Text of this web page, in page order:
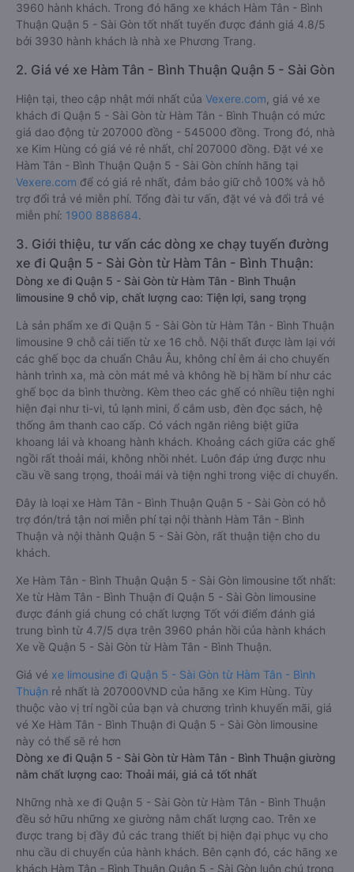
3960 hành khách. Trong đó hãng xe khách Hàm Tân - Bình
Thuận Quận 5 - Sài Gòn tốt nhất tuyến được đánh giá 4.8/5
bởi 3930 hành khách là nhà xe Phương Trang.
2. Giá vé xe Hàm Tân - Bình Thuận Quận 5 - Sài Gòn
Hiện tại, theo cập nhật mới nhất của Vexere.com , giá vé xe
khách đi Quận 5 - Sài Gòn từ Hàm Tân - Bình Thuận có mức
giá dao động từ 207000 đồng - 545000 đồng. Trong đó, nhà
xe Kim Hùng có giá vé rẻ nhất, chỉ 207000 đồng. Đặt vé xe
Hàm Tân - Bình Thuận Quận 5 - Sài Gòn chính hãng tại
Vexere.com để có giá rẻ nhất, đảm bảo giữ chỗ 100% và hỗ
trợ đổi trả vé miễn phí. Tổng đài tư vấn, đặt vé và đổi trả vé
miễn phí: 1900 888684.
3. Giới thiệu, tư vấn các dòng xe chạy tuyến đường
xe đi Quận 5 - Sài Gòn từ Hàm Tân - Bình Thuận:
Dòng xe đi Quận 5 - Sài Gòn từ Hàm Tân - Bình Thuận
limousine 9 chỗ vip, chất lượng cao: Tiện lợi, sang trọng
Là sản phẩm xe đi Quận 5 - Sài Gòn từ Hàm Tân - Bình Thuận
limousine 9 chỗ cải tiến từ xe 16 chỗ. Nội thất được làm lại với
các ghế bọc da chuẩn Châu Âu, không chỉ êm ái cho chuyến
hành trình xa, mà còn mát mẻ và không hề bị hầm bí như các
ghế bọc da bình thường. Kèm theo các ghế có nhiều tiện nghi
hiện đại như ti-vi, tủ lạnh mini, ổ cắm usb, đèn đọc sách, hệ
thống âm thanh cao cấp. Có vách ngăn riêng biệt giữa
khoang lái và khoang hành khách. Khoảng cách giữa các ghế
ngồi rất thoải mái, không nhồi nhét. Luôn đáp ứng được nhu
cầu về sang trọng, thoải mái và tiện nghi trong việc di chuyển.
Đây là loại xe Hàm Tân - Bình Thuận Quận 5 - Sài Gòn có hỗ
trợ đón/trả tận nơi miễn phí tại nội thành Hàm Tân - Bình
Thuận và nội thành Quận 5 - Sài Gòn, rất thuận tiện cho du
khách.
Xe Hàm Tân - Bình Thuận Quận 5 - Sài Gòn limousine tốt nhất:
Xe từ Hàm Tân - Bình Thuận đi Quận 5 - Sài Gòn limousine
được đánh giá chung có chất lượng Tốt với điểm đánh giá
trung bình từ 4.7/5 dựa trên 3960 phản hồi của hành khách
Xe về Quận 5 - Sài Gòn từ Hàm Tân - Bình Thuận.
Giá vé xe limousine đi Quận 5 - Sài Gòn từ Hàm Tân - Bình
Thuận rẻ nhất là 207000VND của hãng xe Kim Hùng. Tùy
thuộc vào vị trí ngồi của bạn và chương trình khuyến mãi, giá
vé Xe Hàm Tân - Bình Thuận đi Quận 5 - Sài Gòn limousine
này có thể sẽ rẻ hơn
Dòng xe đi Quận 5 - Sài Gòn từ Hàm Tân - Bình Thuận giường
nằm chất lượng cao: Thoải mái, giá cả tốt nhất
Những nhà xe đi Quận 5 - Sài Gòn từ Hàm Tân - Bình Thuận
đều sở hữu những xe giường nằm chất lượng cao. Trên xe
được trang bị đầy đủ các trang thiết bị hiện đại phục vụ cho
nhu cầu di chuyển của hành khách. Bên cạnh đó, các hãng xe
khách Hàm Tân - Bình Thuận Quận 5 - Sài Gòn luôn chú trọng